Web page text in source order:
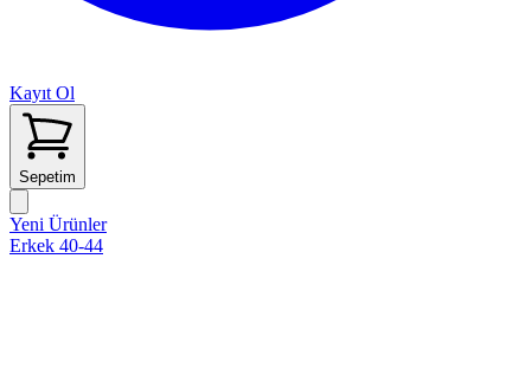
Kayıt Ol
Sepetim
Yeni Ürünler
Erkek 40-44